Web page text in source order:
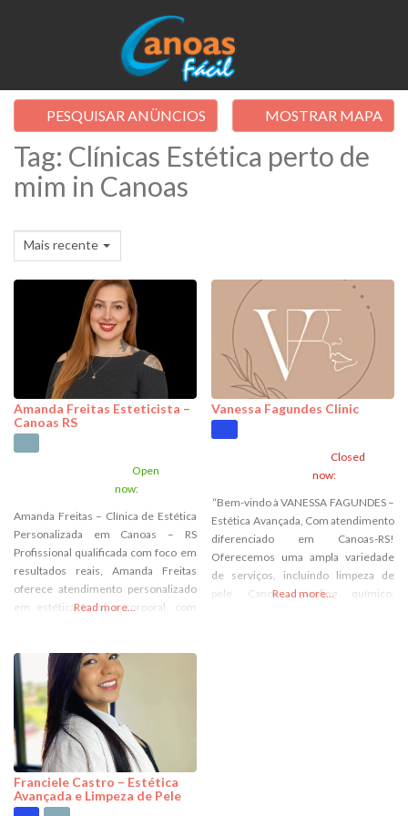
PESQUISAR ANÜNCIOS MOSTRAR MAPA
Tag: Clínicas Estética perto de
mim in Canoas
Mais recente
Amanda Freitas Esteticista –
Canoas RS
Open
now:
Amanda Freitas – Clínica de Estética
Personalizada em Canoas – RS
Profissional qualificada com foco em
resultados reais, Amanda Freitas
oferece atendimento personalizado
em estética facial e corporal, com
de pele profunda,
microagulhamento, peelings
químicos, tratamento de estrias e
cicatrizes, massagens relaxantes e
outros procedimentos estéticos em
Canoas – RS.
Read more...
Vanessa Fagundes Clinic
Closed
now:
“Bem-vindo à VANESSA FAGUNDES –
Estética Avançada, Com atendimento
diferenciado em Canoas-RS!
Oferecemos uma ampla variedade
de serviços, incluindo limpeza de
pele Canoas, peeling químico,
Read more...
Franciele Castro – Estética
Avançada e Limpeza de Pele